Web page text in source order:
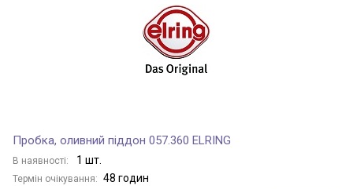
Пробка, оливний піддон 057.360 ELRING
В наявності: 1 шт.
Термін очікування: 48 годин